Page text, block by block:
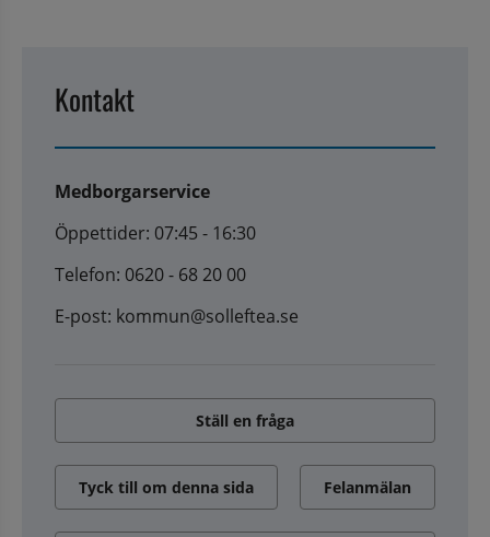
Kontakt
Medborgarservice
Öppettider: 07:45 - 16:30
Telefon: 0620 - 68 20 00
E-post: kommun@solleftea.se
Ställ en fråga
Tyck till om denna sida Felanmälan